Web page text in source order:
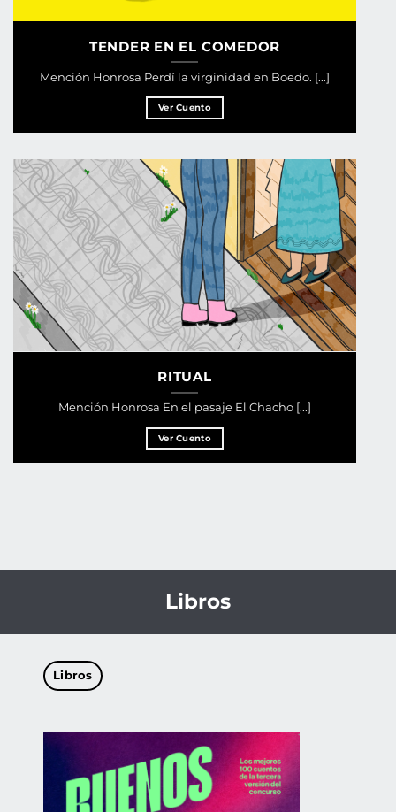
TENDER EN EL COMEDOR
Mención Honrosa Perdí la virginidad en Boedo. [...]
Ver Cuento
RITUAL
Mención Honrosa En el pasaje El Chacho [...]
Ver Cuento
Libros
Libros